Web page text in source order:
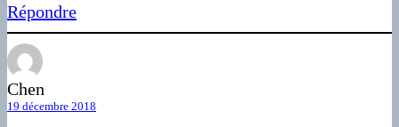
Répondre
Chen
19 décembre 2018